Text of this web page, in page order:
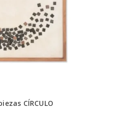
CÍRCULO